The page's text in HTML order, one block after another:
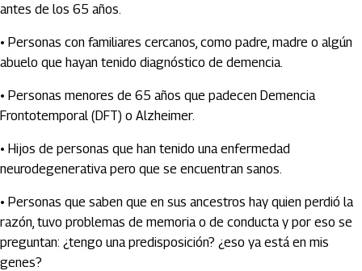
antes de los 65 años.
• Personas con familiares cercanos, como padre, madre o algún
abuelo que hayan tenido diagnóstico de demencia.
• Personas menores de 65 años que padecen Demencia
Frontotemporal (DFT) o Alzheimer.
• Hijos de personas que han tenido una enfermedad
neurodegenerativa pero que se encuentran sanos.
• Personas que saben que en sus ancestros hay quien perdió la
razón, tuvo problemas de memoria o de conducta y por eso se
preguntan: ¿tengo una predisposición? ¿eso ya está en mis
genes?